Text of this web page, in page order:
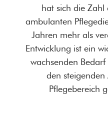
hat sich die Zahl
ambulanten
Jahren mehr als
Entwicklung ist ein
wachsenden
den
Pflegebereich